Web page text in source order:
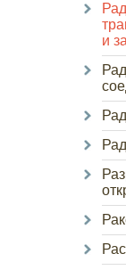
и